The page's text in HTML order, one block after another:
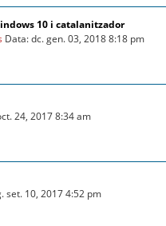
10 i catalanitzador
Data: dc. gen. 03, 2018 8:18 pm
24, 2017 8:34 am
set. 10, 2017 4:52 pm